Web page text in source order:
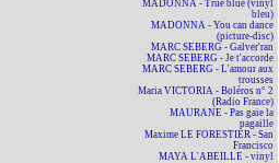
MADONNA - True blue (vinyl
bleu)
MADONNA - You can dance
(picture-disc)
MARC SEBERG - Galver'ran
MARC SEBERG - Je t'accorde
MARC SEBERG - L'amour aux
trousses
Maria VICTORIA - Boléros n° 2
(Radio France)
MAURANE - Pas gaie la
pagaille
Maxime LE FORESTIER - San
Francisco
MAYA L'ABEILLE - vinyl